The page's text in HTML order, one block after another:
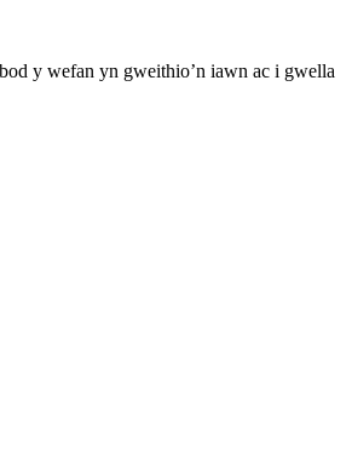
y wefan yn gweithio’n iawn ac i gwella